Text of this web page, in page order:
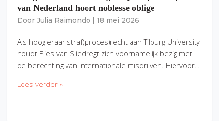
van Nederland hoort noblesse oblige
Door Julia Raimondo 18 mei 2026
Als hoogleraar straf(proces)recht aan Tilburg University
houdt Elies van Sliedregt zich voornamelijk bezig met
de berechting van internationale misdrijven. Hiervoor…
Lees verder »